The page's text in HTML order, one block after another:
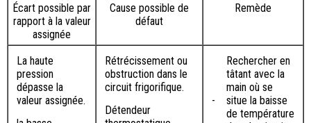
Écart possible par
rapport à la valeur
assignée
Cause possible de
défaut
Remède
La haute
pression
dépasse la
valeur assignée.
Rétrécissement ou
obstruction dans le
circuit frigorifique.
Détendeur
-
Rechercher en
tâtant avec la
main où se
situe la baisse
de température